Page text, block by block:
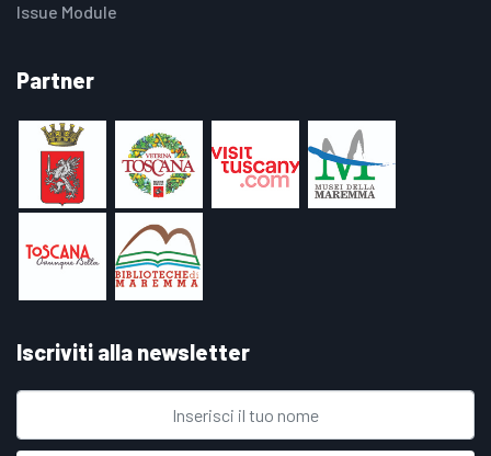
Issue Module
Partner
Iscriviti alla newsletter